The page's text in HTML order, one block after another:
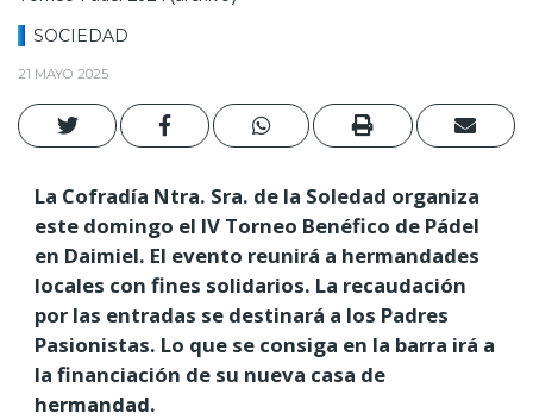
SOCIEDAD
21 MAYO 2025
La Cofradía Ntra. Sra. de la Soledad organiza
este domingo el IV Torneo Benéfico de Pádel
en Daimiel. El evento reunirá a hermandades
locales con fines solidarios. La recaudación
por las entradas se destinará a los Padres
Pasionistas. Lo que se consiga en la barra irá a
la financiación de su nueva casa de
hermandad.